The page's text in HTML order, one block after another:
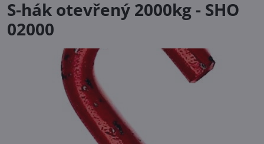
S-hák otevřený 2000kg - SHO
02000